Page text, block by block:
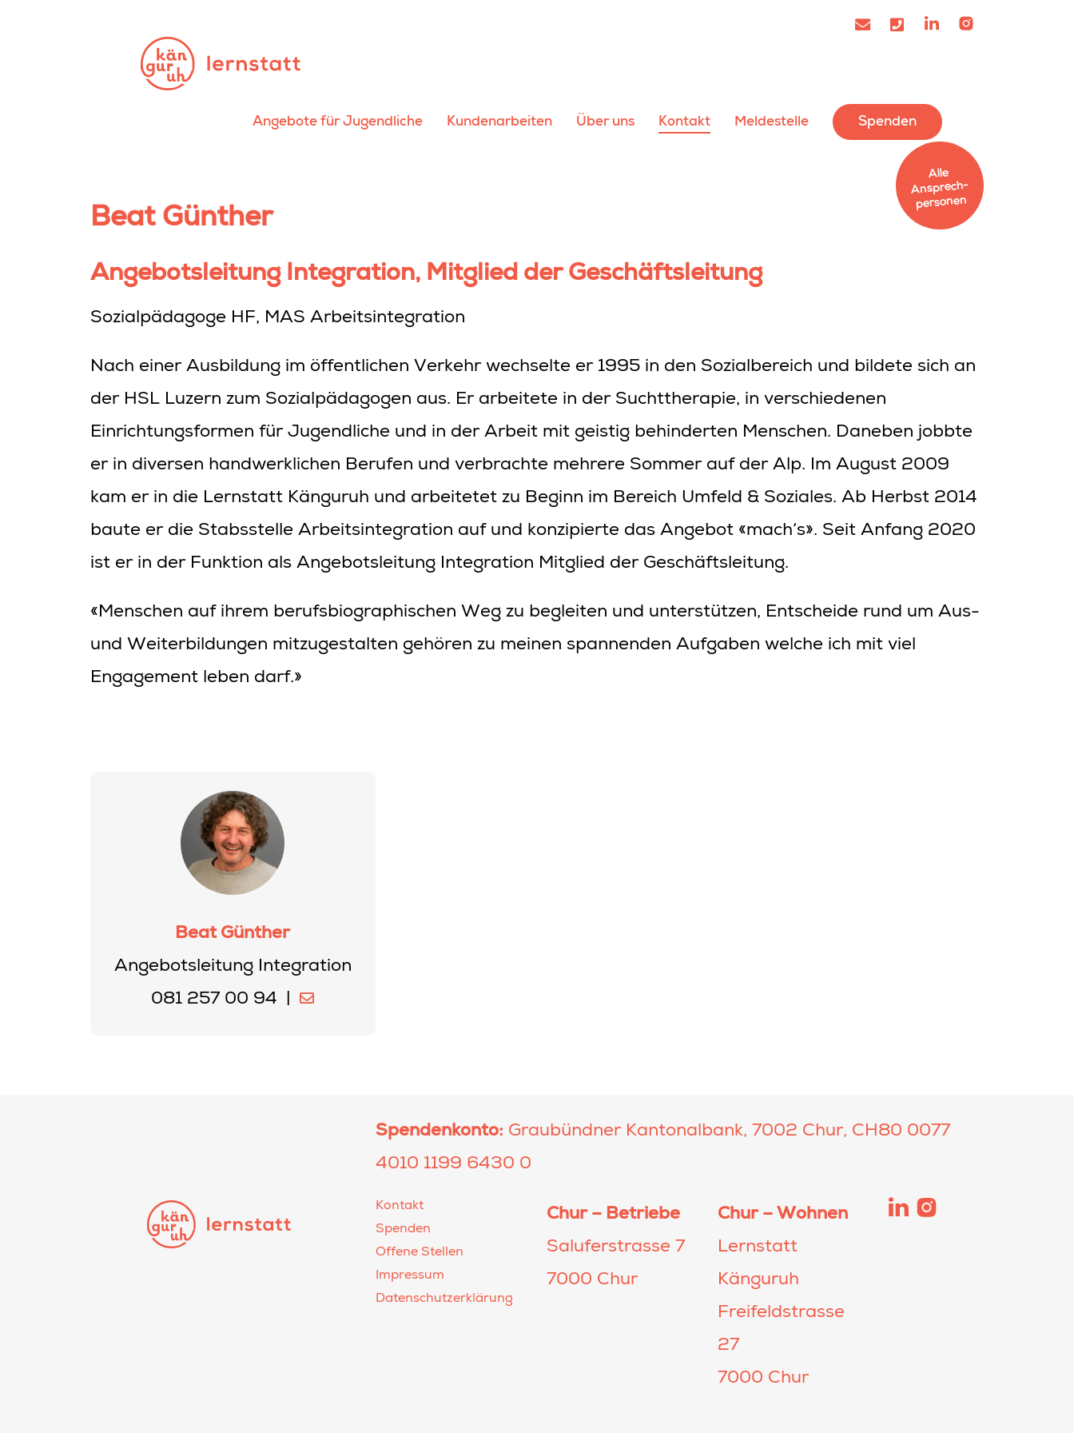
Angebote für Jugendliche Kundenarbeiten Über uns Kontakt Meldestelle Spenden
Alle
Ansprech­
personen
Beat Günther
Angebotsleitung Integration, Mitglied der Geschäftsleitung
Sozialpädagoge HF, MAS Arbeitsintegration
Nach einer Ausbildung im öffentlichen Verkehr wechselte er 1995 in den Sozialbereich und bildete sich an
der HSL Luzern zum Sozialpädagogen aus. Er arbeitete in der Suchttherapie, in verschiedenen
Einrichtungsformen für Jugendliche und in der Arbeit mit geistig behinderten Menschen. Daneben jobbte
er in diversen handwerklichen Berufen und verbrachte mehrere Sommer auf der Alp. Im August 2009
kam er in die Lernstatt Känguruh und arbeitetet zu Beginn im Bereich Umfeld & Soziales. Ab Herbst 2014
baute er die Stabsstelle Arbeitsintegration auf und konzipierte das Angebot «mach‘s». Seit Anfang 2020
ist er in der Funktion als Angebotsleitung Integration Mitglied der Geschäftsleitung.
«Menschen auf ihrem berufsbiographischen Weg zu begleiten und unterstützen, Entscheide rund um Aus-
und Weiterbildungen mitzugestalten gehören zu meinen spannenden Aufgaben welche ich mit viel
Engagement leben darf.»
Beat Günther
Angebotsleitung Integration
081 257 00 94
Spendenkonto: Graubündner Kantonalbank, 7002 Chur, CH80 0077
4010 1199 6430 0
Kontakt
Spenden
Offene Stellen
Impressum
Datenschutzerklärung
Chur – Betriebe
Saluferstrasse 7
7000 Chur
Chur – Wohnen
Lernstatt
Känguruh
Freifeldstrasse
27
7000 Chur